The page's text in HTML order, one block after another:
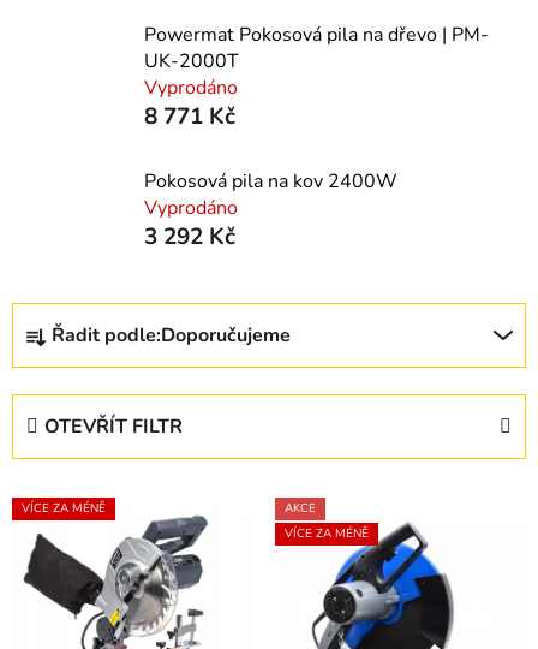
Powermat Pokosová pila na dřevo | PM-
UK-2000T
Vyprodáno
8 771 Kč
Pokosová pila na kov 2400W
Vyprodáno
3 292 Kč
Ř
z
p
o
Řadit podle:Doporučujeme
OTEVŘÍT FILTR
V
ý
p
VÍCE ZA MÉNĚ
AKCE
VÍCE ZA MÉNĚ